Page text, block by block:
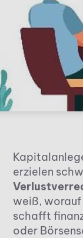
erzielen
weiß, worauf
schafft
oder